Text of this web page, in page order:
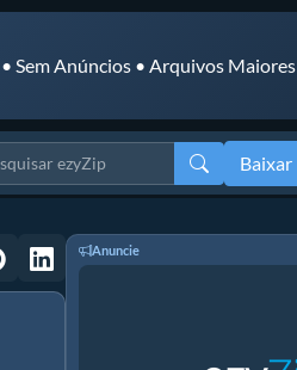
Sem Anúncios • Arquivos Maiores
Baixar
Anuncie